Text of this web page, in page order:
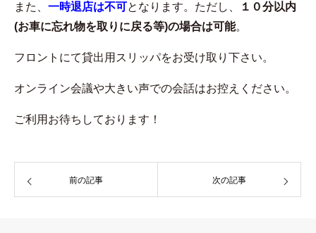
また、 一時退店は不可となります。ただし、
１０分以内
(お車に忘れ物を取りに戻る等)の場合は可能。
フロントにて貸出用スリッパをお受け取り下さい。
オンライン会議や大きい声での会話はお控えください。
ご利用お待ちしております！
前の記事 次の記事